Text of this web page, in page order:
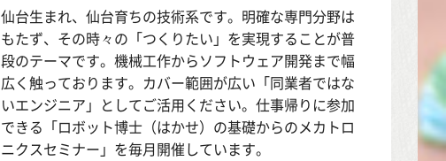
仙台生まれ、仙台育ちの技術系です。明確な専門分野は
もたず、その時々の「つくりたい」を実現することが普
段のテーマです。機械工作からソフトウェア開発まで幅
広く触っております。カバー範囲が広い「同業者ではな
いエンジニア」としてご活用ください。仕事帰りに参加
できる「ロボット博士（はかせ）の基礎からのメカトロ
ニクスセミナー」を毎月開催しています。